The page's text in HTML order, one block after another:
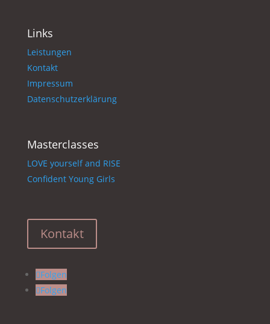
Links
Leistungen
Kontakt
Impressum
Datenschutzerklärung
Masterclasses
LOVE yourself and RISE
Confident Young Girls
Kontakt
Folgen
Folgen